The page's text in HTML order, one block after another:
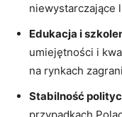
niewystarczające
Edukacja i
umiejętności i
na rynkach
Stabilność